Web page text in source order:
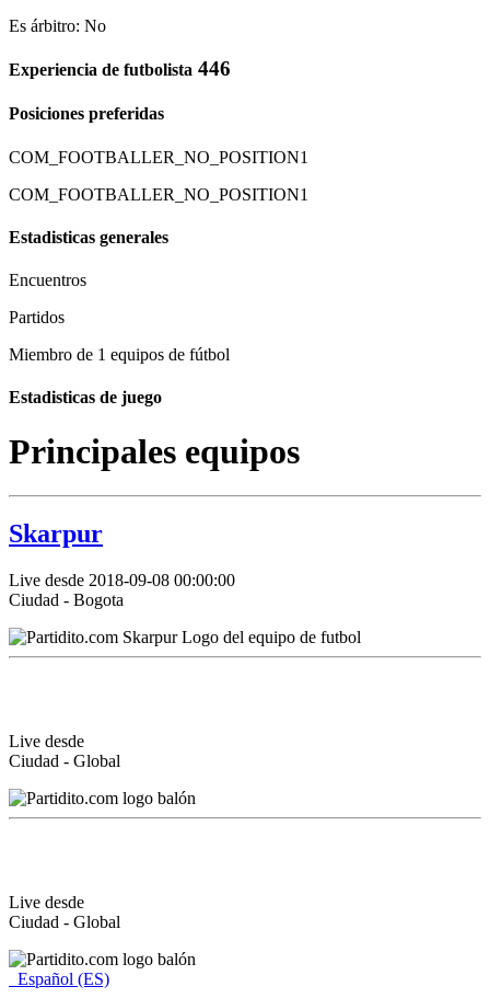
Es árbitro: No
Experiencia de futbolista 446
Posiciones preferidas
COM_FOOTBALLER_NO_POSITION1
COM_FOOTBALLER_NO_POSITION1
Estadisticas generales
Encuentros
Partidos
Miembro de 1 equipos de fútbol
Estadisticas de juego
Principales equipos
Skarpur
Live desde 2018-09-08 00:00:00
Ciudad - Bogota
Live desde
Ciudad - Global
Live desde
Ciudad - Global
Español (ES)